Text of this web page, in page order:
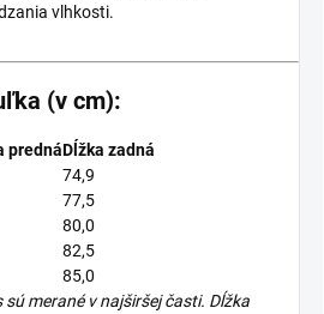
vlhkosti.
(v cm):
prednáDĺžka zadná
74,9
77,5
80,0
82,5
85,0
merané v najširšej časti. Dĺžka